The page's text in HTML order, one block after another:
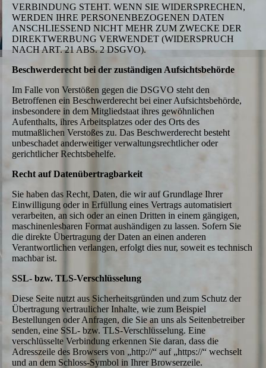
VERBINDUNG STEHT. WENN SIE WIDERSPRECHEN,
WERDEN IHRE PERSONENBEZOGENEN DATEN
ANSCHLIESSEND NICHT MEHR ZUM ZWECKE DER
DIREKTWERBUNG VERWENDET (WIDERSPRUCH
NACH ART. 21 ABS. 2 DSGVO).
Beschwerderecht bei der zuständigen Aufsichtsbehörde
Im Falle von Verstößen gegen die DSGVO steht den
Betroffenen ein Beschwerderecht bei einer Aufsichtsbehörde,
insbesondere in dem Mitgliedstaat ihres gewöhnlichen
Aufenthalts, ihres Arbeitsplatzes oder des Orts des
mutmaßlichen Verstoßes zu. Das Beschwerderecht besteht
unbeschadet anderweitiger verwaltungsrechtlicher oder
gerichtlicher Rechtsbehelfe.
Recht auf Datenübertragbarkeit
Sie haben das Recht, Daten, die wir auf Grundlage Ihrer
Einwilligung oder in Erfüllung eines Vertrags automatisiert
verarbeiten, an sich oder an einen Dritten in einem gängigen,
maschinenlesbaren Format aushändigen zu lassen. Sofern Sie
die direkte Übertragung der Daten an einen anderen
Verantwortlichen verlangen, erfolgt dies nur, soweit es technisch
machbar ist.
SSL- bzw. TLS-Verschlüsselung
Diese Seite nutzt aus Sicherheitsgründen und zum Schutz der
Übertragung vertraulicher Inhalte, wie zum Beispiel
Bestellungen oder Anfragen, die Sie an uns als Seitenbetreiber
senden, eine SSL- bzw. TLS-Verschlüsselung. Eine
verschlüsselte Verbindung erkennen Sie daran, dass die
Adresszeile des Browsers von „http://“ auf „https://“ wechselt
und an dem Schloss-Symbol in Ihrer Browserzeile.